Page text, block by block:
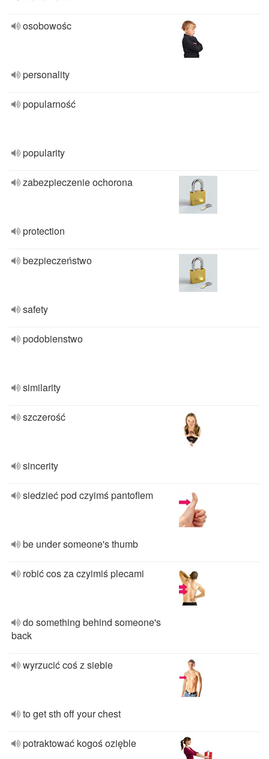
osobowośc
personality
popularność
popularity
zabezpieczenie ochorona
protection
bezpieczeństwo
safety
podobienstwo
similarity
szczerość
sincerity
siedzieć pod czyimś pantoflem
be under someone's thumb
robić cos za czyimiś plecami
do something behind someone's
back
wyrzucić coś z siebie
to get sth off your chest
potraktować kogoś ozięble